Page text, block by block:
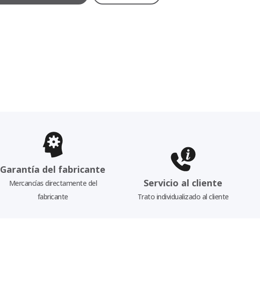
Garantía del fabricante
Mercancías directamente del
fabricante
Servicio al cliente
Trato individualizado al cliente